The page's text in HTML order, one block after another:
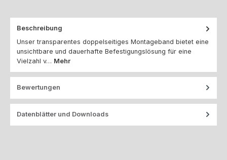
Beschreibung
Unser transparentes doppelseitiges Montageband bietet eine
unsichtbare und dauerhafte Befestigungslösung für eine
Vielzahl v… Mehr
Bewertungen
Datenblätter und Downloads